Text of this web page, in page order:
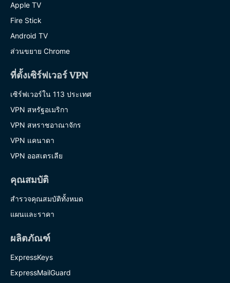
Apple TV
Fire Stick
Android TV
ส่วนขยาย Chrome
ที่ตั้งเซิร์ฟเวอร์ VPN
เซิร์ฟเวอร์ใน 113 ประเทศ
VPN สหรัฐอเมริกา
VPN สหราชอาณาจักร
VPN แคนาดา
VPN ออสเตรเลีย
คุณสมบัติ
สำรวจคุณสมบัติทั้งหมด
แผนและราคา
ผลิตภัณฑ์
ExpressKeys
ExpressMailGuard